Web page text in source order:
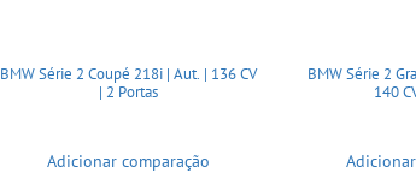
BMW Série 2 Coupé 218i | Aut. | 136 CV
| 2 Portas
Adicionar comparação
BMW Série 2
140